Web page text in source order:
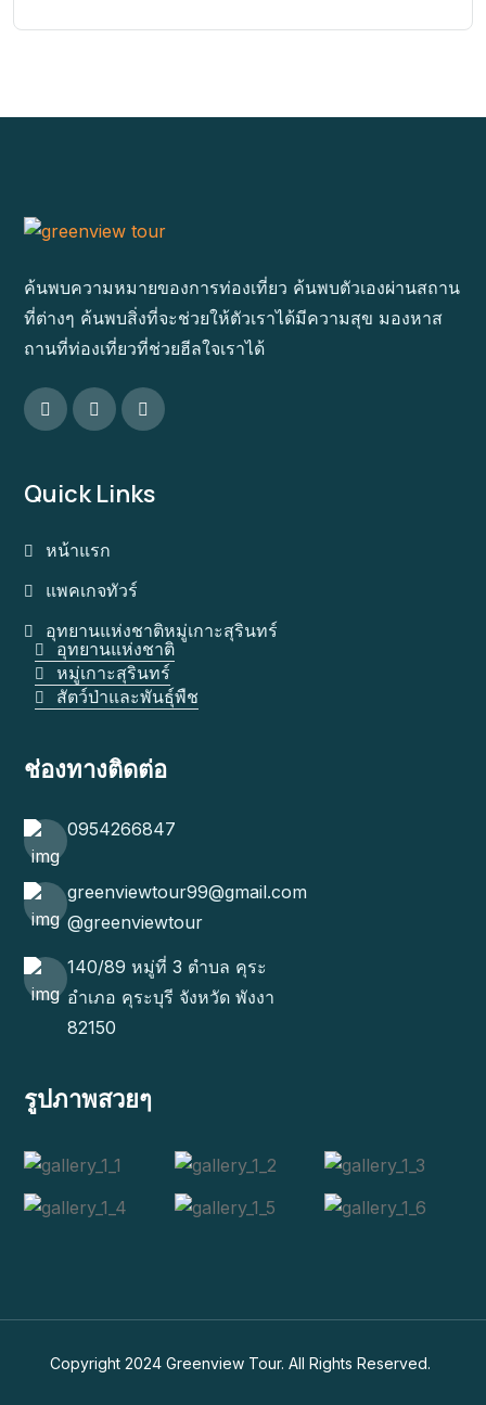
ค้นพบความหมายของการท่องเที่ยว ค้นพบตัวเองผ่านสถาน
ที่ต่างๆ ค้นพบสิ่งที่จะช่วยให้ตัวเราได้มีความสุข มองหาส
ถานที่ท่องเที่ยวที่ช่วยฮีลใจเราได้
Quick Links
หน้าแรก
แพคเกจทัวร์
อุทยานแห่งชาติหมู่เกาะสุรินทร์
อุทยานแห่งชาติ
หมู่เกาะสุรินทร์
สัตว์ป่าและพันธุ์พืช
ช่องทางติดต่อ
0954266847
greenviewtour99@gmail.com
@greenviewtour
140/89 หมู่ที่ 3 ตำบล คุระ
อำเภอ คุระบุรี จังหวัด พังงา
82150
รูปภาพสวยๆ
Copyright 2024 Greenview Tour. All Rights Reserved.